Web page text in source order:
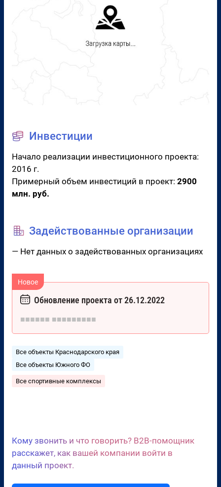
Инвестиции
Начало реализации инвестиционного проекта:
2016 г.
Примерный объем инвестиций в проект: 2900
млн. руб.
Задействованные организации
— Нет данных о задействованных организациях
Обновление проекта от 26.12.2022
■■■■■■ ■■■■■■■■■
Все объекты Краснодарского края
Все объекты Южного ФО
Все спортивные комплексы
Кому звонить и что говорить? B2B-помощник
расскажет, как вашей компании войти в
данный проект.